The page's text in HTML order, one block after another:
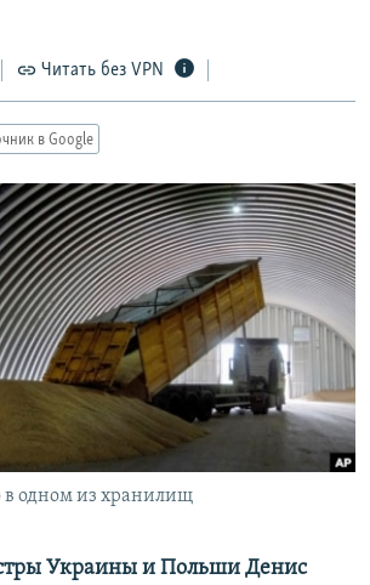
РАССЫЛКУ
Читать без VPN
в Google
в одном из хранилищ
Украины и Польши Денис